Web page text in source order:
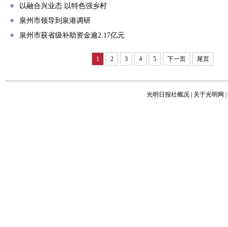
以融合兴业态 以特色强乡村
泉州市领导到泉港调研
泉州市获省级补助资金逾2.17亿元
1 2 3 4 5 下一页 尾页
光明日报社概况 关于光明网